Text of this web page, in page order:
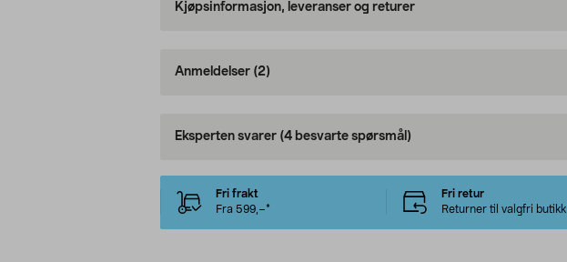
Kjøpsinformasjon, leveranser og returer
Anmeldelser (2)
Eksperten svarer (4 besvarte spørsmål)
Fri frakt
Fra 599,–*
Fri retur
Returner til valgfri butikk